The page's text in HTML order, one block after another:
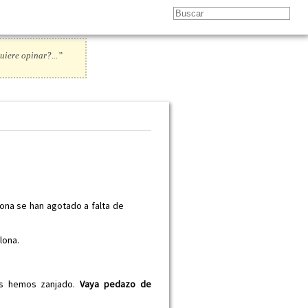
opinar?...”
se han agotado a falta de
hemos zanjado.Vaya pedazo de